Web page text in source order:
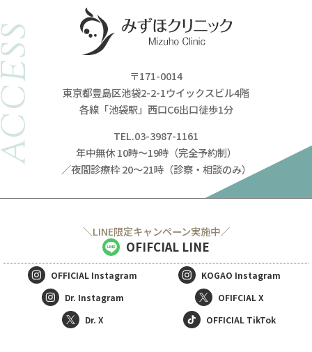
〒171-0014
東京都豊島区池袋2-2-1ウイックスビル4階
各線「池袋駅」西口C6出口徒歩1分
TEL.03-3987-1161
年中無休 10時～19時（完全予約制）
／夜間診療枠 20～21時（診察・相談のみ）
＼LINE限定キャンペーン実施中／
OFIFCIAL LINE
OFFICIAL Instagram KOGAO Instagram
Dr. Instagram
OFIFCIAL X
Dr. X
OFFICIAL TikTok